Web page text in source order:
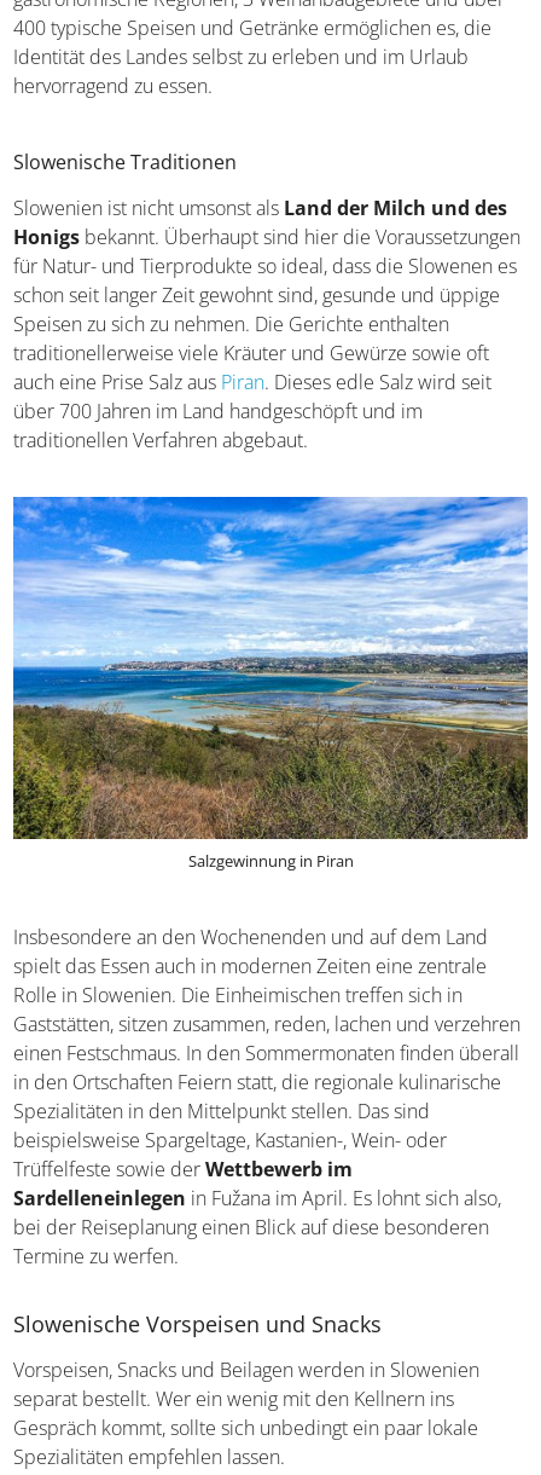
dominieren. 24 gastronomische Regionen, 3
Weinanbaugebiete und über 400 typische Speisen und
Getränke ermöglichen es, die Identität des Landes selbst
zu erleben und im Urlaub hervorragend zu essen.
Slowenien ist nicht umsonst als
Land der Milch und des
Honigs
bekannt. Überhaupt sind hier die
Voraussetzungen für Natur- und Tierprodukte so ideal,
dass die Slowenen es schon seit langer Zeit gewohnt sind,
gesunde und üppige Speisen zu sich zu nehmen. Die
Gerichte enthalten traditionellerweise viele Kräuter und
Gewürze sowie oft auch eine Prise Salz aus
Piran
edle Salz wird seit über 700 Jahren im Land
handgeschöpft und im traditionellen Verfahren abgebaut.
Salzgewinnung in Piran
Insbesondere an den Wochenenden und auf dem Land
spielt das Essen auch in modernen Zeiten eine zentrale
Rolle in Slowenien. Die Einheimischen treffen sich in
Gaststätten, sitzen zusammen, reden, lachen und
verzehren einen Festschmaus. In den Sommermonaten
finden überall in den Ortschaften Feiern statt, die
regionale kulinarische Spezialitäten in den Mittelpunkt
stellen. Das sind beispielsweise Spargeltage, Kastanien-,
Wein- oder Trüffelfeste sowie derWettbewerb im
Sardelleneinlegen in Fužana im April. Es lohnt sich also,
bei der Reiseplanung einen Blick auf diese besonderen
Termine zu werfen.
Slowenische Vorspeisen und Snacks
Vorspeisen, Snacks und Beilagen werden in Slowenien
separat bestellt. Wer ein wenig mit den Kellnern ins
Gespräch kommt, sollte sich unbedingt ein paar lokale
Spezialitäten empfehlen lassen.